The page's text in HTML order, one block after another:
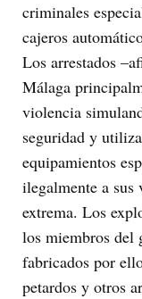
criminales
cajeros
Los arrestados
Málaga
violencia
seguridad y
equipamientos
ilegalmente a
extrema. Los
los miembros del
fabricados por
petardos y otros